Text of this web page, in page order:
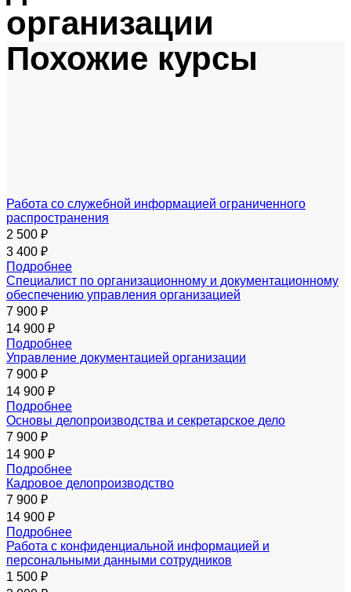
организации
Похожие курсы
Работа со служебной информацией ограниченного
распространения
2 500 ₽
3 400 ₽
Подробнее
Специалист по организационному и документационному
обеспечению управления организацией
7 900 ₽
14 900 ₽
Подробнее
Управление документацией организации
7 900 ₽
14 900 ₽
Подробнее
Основы делопроизводства и секретарское дело
7 900 ₽
14 900 ₽
Подробнее
Кадровое делопроизводство
7 900 ₽
14 900 ₽
Подробнее
Работа с конфиденциальной информацией и
персональными данными сотрудников
1 500 ₽